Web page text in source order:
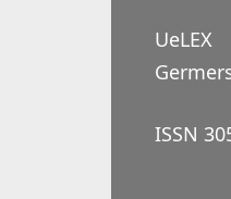
UeLEX
ISSN